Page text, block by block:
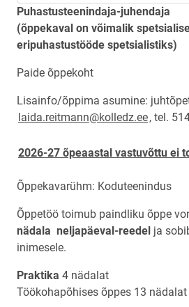
Puhastusteenindaja-juhendaja
(õppekaval on võimalik
eripuhastustööde spetsialistiks)
Paide õppekoht
Lisainfo/õppima asumine:
laida.reitmann@kolledz.ee, tel.
2026-27 õpeaastal vastuvõttu ei
Õppekavarühm: Koduteenindus
Õppetöö toimub paindliku õppe
nädala neljapäeval-reedel ja
inimesele.
Praktika 4 nädalat
Töökohapõhises õppes 13 nädalat